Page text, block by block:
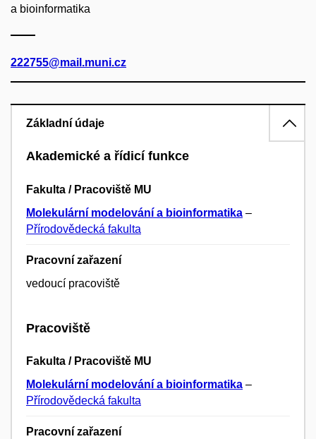
a bioinformatika
222755@mail.muni.cz
Základní údaje
Akademické a řídicí funkce
Fakulta / Pracoviště MU
Molekulární modelování a bioinformatika –
Přírodovědecká fakulta
Pracovní zařazení
vedoucí pracoviště
Pracoviště
Fakulta / Pracoviště MU
Molekulární modelování a bioinformatika –
Přírodovědecká fakulta
Pracovní zařazení